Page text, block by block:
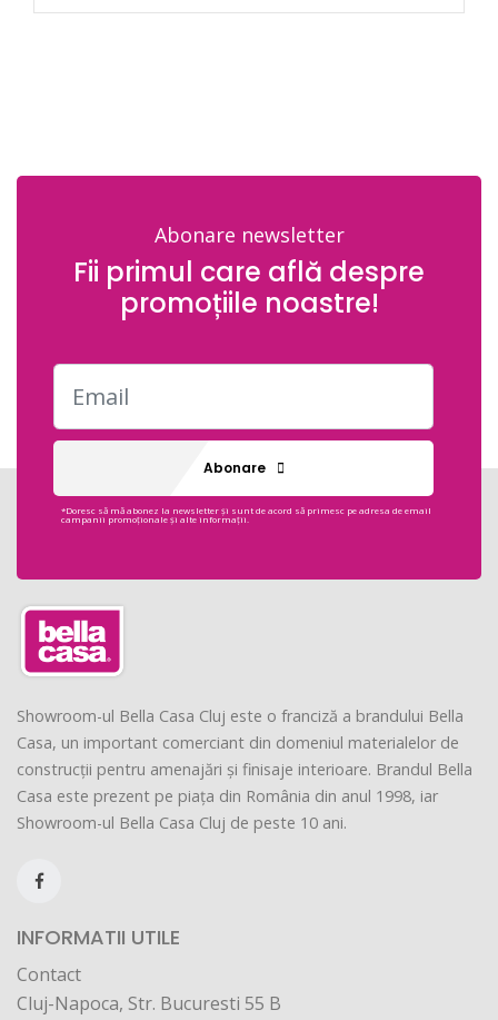
Abonare newsletter
Fii primul care află despre
promoțiile noastre!
Abonare
*Doresc să mă abonez la newsletter și sunt de acord să primesc pe adresa de email
campanii promoționale și alte informații.
Showroom-ul Bella Casa Cluj este o franciză a brandului Bella
Casa, un important comerciant din domeniul materialelor de
construcții pentru amenajări și finisaje interioare. Brandul Bella
Casa este prezent pe piața din România din anul 1998, iar
Showroom-ul Bella Casa Cluj de peste 10 ani.
INFORMATII UTILE
Contact
Cluj-Napoca, Str. Bucuresti 55 B